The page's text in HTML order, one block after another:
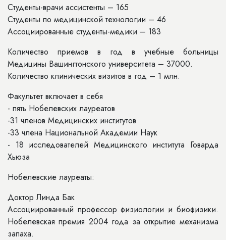
Студенты-врачи ассистенты – 165
Студенты по медицинской технологии – 46
Ассоциированные студенты-медики – 183
Количество приемов в год в учебные больницы
Медицины Вашингтонского университета – 37000.
Количество клинических визитов в год – 1 млн.
Факультет включает в себя
- пять Нобелевских лауреатов
-31 членов Медицинских институтов
-33 члена Национальной Академии Наук
- 18 исследователей Медицинского института Говарда
Хьюза
Нобелевские лауреаты:
Доктор Линда Бак
Ассоциированный профессор физиологии и биофизики.
Нобелевская премия 2004 года за открытие механизма
запаха.